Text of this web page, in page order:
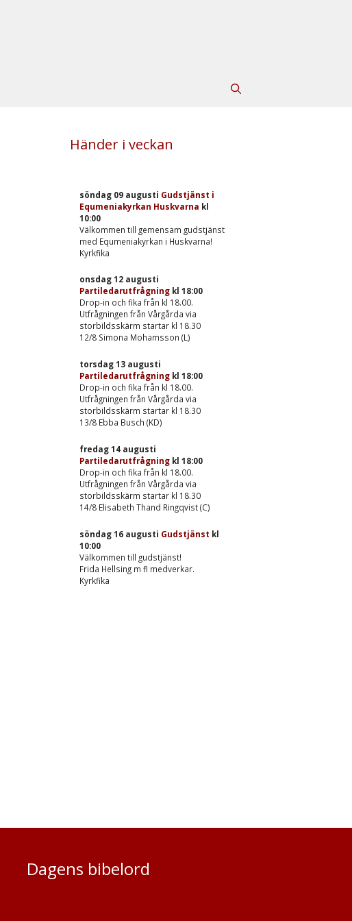
Händer i veckan
söndag 09 augusti Gudstjänst i
Equmeniakyrkan Huskvarna kl
10:00
Välkommen till gemensam gudstjänst
med Equmeniakyrkan i Huskvarna!
Kyrkfika
onsdag 12 augusti
Partiledarutfrågning kl 18:00
Drop-in och fika från kl 18.00.
Utfrågningen från Vårgårda via
storbildsskärm startar kl 18.30
12/8 Simona Mohamsson (L)
torsdag 13 augusti
Partiledarutfrågning kl 18:00
Drop-in och fika från kl 18.00.
Utfrågningen från Vårgårda via
storbildsskärm startar kl 18.30
13/8 Ebba Busch (KD)
fredag 14 augusti
Partiledarutfrågning kl 18:00
Drop-in och fika från kl 18.00.
Utfrågningen från Vårgårda via
storbildsskärm startar kl 18.30
14/8 Elisabeth Thand Ringqvist (C)
söndag 16 augusti Gudstjänst kl
10:00
Välkommen till gudstjänst!
Frida Hellsing m fl medverkar.
Kyrkfika
Dagens bibelord